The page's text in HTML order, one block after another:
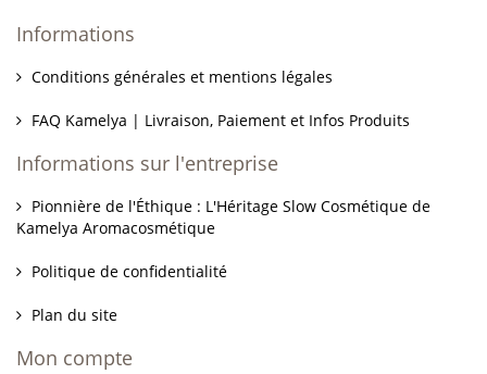
Informations
Conditions générales et mentions légales
FAQ Kamelya | Livraison, Paiement et Infos Produits
Informations sur l'entreprise
Pionnière de l'Éthique : L'Héritage Slow Cosmétique de
Kamelya Aromacosmétique
Politique de confidentialité
Plan du site
Mon compte